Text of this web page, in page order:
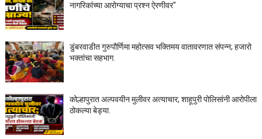
नागरिकांच्या आरोग्याचा प्रश्न ऐरणीवर"
डुंबरवाडीत गुरुपौर्णिमा महोत्सव भक्तिमय वातावरणात संपन्न; हजारो
भक्तांचा सहभाग.
कोल्हापुरात अल्पवयीन मुलीवर अत्याचार; शाहूपुरी पोलिसांनी आरोपीला
ठोकल्या बेड्या.